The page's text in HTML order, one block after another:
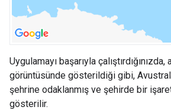
Uygulamayı başarıyla
görüntüsünde gösterildiği gibi,
şehrine odaklanmış ve şehirde bir
gösterilir.